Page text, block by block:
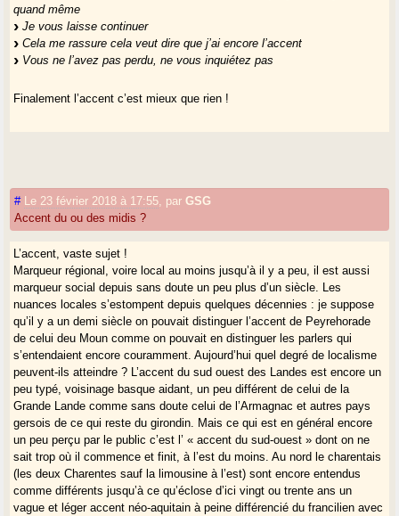
quand même
Je vous laisse continuer
Cela me rassure cela veut dire que j’ai encore l’accent
Vous ne l’avez pas perdu, ne vous inquiétez pas
Finalement l’accent c’est mieux que rien !
# Le 23 février 2018 à 17:55 parGSG
Accent du ou des midis ?
L’accent, vaste sujet !
Marqueur régional, voire local au moins jusqu’à il y a peu, il est aussi
marqueur social depuis sans doute un peu plus d’un siècle. Les
nuances locales s’estompent depuis quelques décennies : je suppose
qu’il y a un demi siècle on pouvait distinguer l’accent de Peyrehorade
de celui deu Moun comme on pouvait en distinguer les parlers qui
s’entendaient encore couramment. Aujourd’hui quel degré de localisme
peuvent-ils atteindre ? L’accent du sud ouest des Landes est encore un
peu typé, voisinage basque aidant, un peu différent de celui de la
Grande Lande comme sans doute celui de l’Armagnac et autres pays
gersois de ce qui reste du girondin. Mais ce qui est en général encore
un peu perçu par le public c’est l’ « accent du sud-ouest » dont on ne
sait trop où il commence et finit, à l’est du moins. Au nord le charentais
(les deux Charentes sauf la limousine à l’est) sont encore entendus
comme différents jusqu’à ce qu’éclose d’ici vingt ou trente ans un
vague et léger accent néo-aquitain à peine différencié du francilien avec